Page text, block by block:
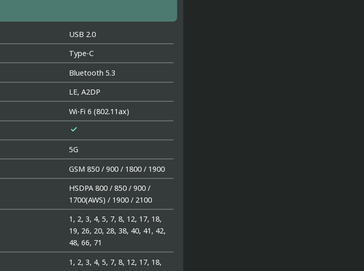
USB 2.0
Type-C
Bluetooth 5.3
LE, A2DP
Wi-Fi 6 (802.11ax)

5G
GSM 850 / 900 / 1800 / 1900
HSDPA 800 / 850 / 900 /
1700(AWS) / 1900 / 2100
1, 2, 3, 4, 5, 7, 8, 12, 17, 18,
19, 26, 20, 28, 38, 40, 41, 42,
48, 66, 71
1, 2, 3, 4, 5, 7, 8, 12, 17, 18,